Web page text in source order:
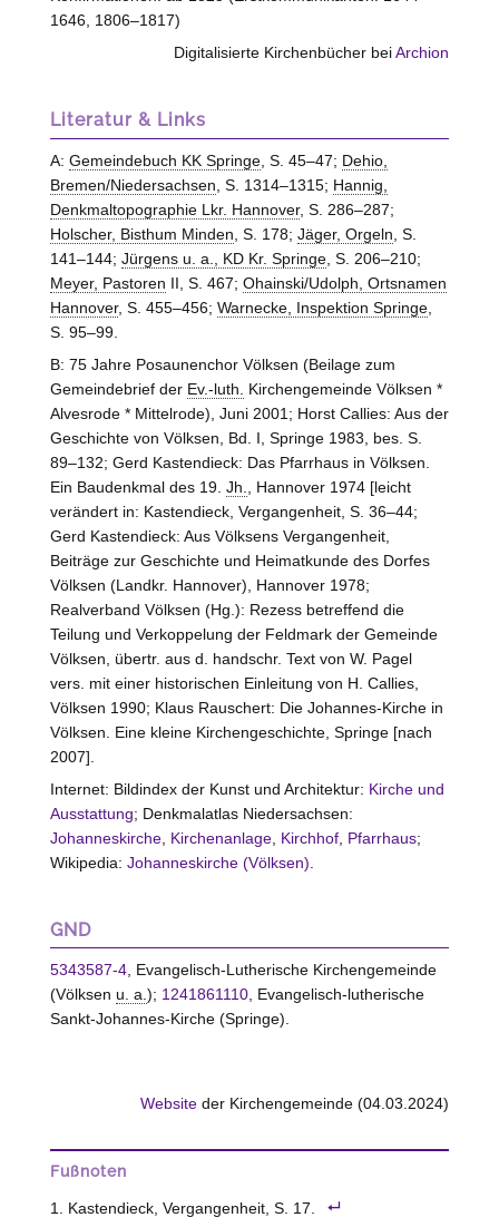
1646, 1806–1817)
Digitalisierte Kirchenbücher beiArchion
Literatur & Links
A: Gemeindebuch KK Springe, S. 45–47; Dehio,
Bremen/Niedersachsen , S. 1314–1315; Hannig,
Denkmaltopographie Lkr. Hannover, S. 286–287;
Holscher, Bisthum Minden , S. 178; Jäger, Orgeln , S.
141–144; Jürgens u. a., KD Kr. Springe, S. 206–210;
Meyer, Pastoren II, S. 467; Ohainski/Udolph, Ortsnamen
Hannover, S. 455–456; Warnecke, Inspektion Springe,
S. 95–99.
B: 75 Jahre Posaunenchor Völksen (Beilage zum
Gemeindebrief der Ev.-luth.
Kirchengemeinde Völksen *
Alvesrode * Mittelrode), Juni 2001; Horst Callies: Aus der
Geschichte von Völksen, Bd. I, Springe 1983, bes. S.
89–132; Gerd Kastendieck: Das Pfarrhaus in Völksen.
Ein Baudenkmal des 19. Jh.
, Hannover 1974 [leicht
verändert in: Kastendieck, Vergangenheit, S. 36–44;
Gerd Kastendieck: Aus Völksens Vergangenheit,
Beiträge zur Geschichte und Heimatkunde des Dorfes
Völksen (Landkr. Hannover), Hannover 1978;
Realverband Völksen (Hg.): Rezess betreffend die
Teilung und Verkoppelung der Feldmark der Gemeinde
Völksen, übertr. aus d. handschr. Text von W. Pagel
vers. mit einer historischen Einleitung von H. Callies,
Völksen 1990; Klaus Rauschert: Die Johannes-Kirche in
Völksen. Eine kleine Kirchengeschichte, Springe [nach
2007].
Internet: Bildindex der Kunst und Architektur: Kirche und
Ausstattung; Denkmalatlas Niedersachsen:
Johanneskirche, Kirchenanlage, Kirchhof, Pfarrhaus;
Wikipedia: Johanneskirche (Völksen)
GND
5343587-4, Evangelisch-Lutherische Kirchengemeinde
(Völksen u. a. ); 1241861110, Evangelisch-lutherische
Sankt-Johannes-Kirche (Springe).
Website der Kirchengemeinde (04.03.2024)
Fußnoten
Kastendieck, Vergangenheit, S. 17.